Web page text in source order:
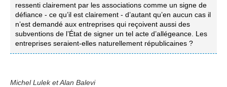
ressenti clairement par les associations comme un signe de
défiance - ce qu’il est clairement - d’autant qu’en aucun cas il
n’est demandé aux entreprises qui reçoivent aussi des
subventions de l’État de signer un tel acte d’allégeance. Les
entreprises seraient-elles naturellement républicaines ?
Michel Lulek et Alan Balevi